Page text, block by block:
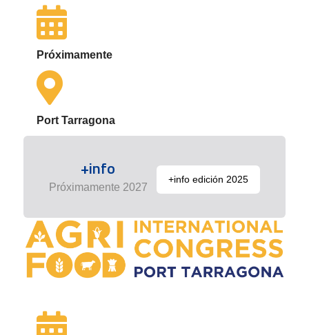
Próximamente
Port Tarragona
+info
Próximamente 2027
+info edición 2025